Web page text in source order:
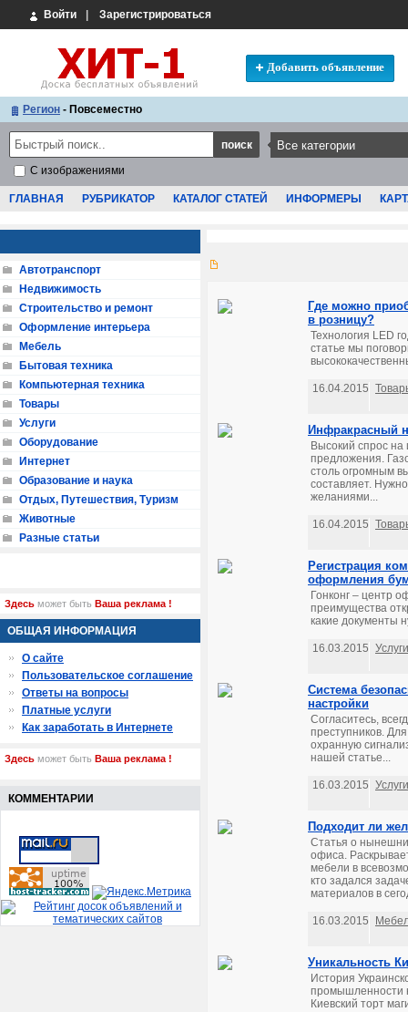
Войти Зарегистрироваться
Добавить объявление
Регион - Повсеместно
С изображениями
ГЛАВНАЯ РУБРИКАТОР КАТАЛОГ СТАТЕЙ ИНФОРМЕРЫ
Где можно
в розницу?
Технология LED
статье мы
16.04.2015
Инфракрасный
Высокий спрос
предложения.
столь огромным
составляет.
желаниями...
16.04.2015
Регистрация
оформления
Гонконг – центр
преимущества
какие документы
16.03.2015 Услуги
Система
настройки
Согласитесь,
преступников.
охранную
нашей статье...
16.03.2015 Услуги
Подходит ли
Статья о
офиса.
мебели в
кто задался
материалов в
16.03.2015
Уникальность
История
промышленности
Киевский торт
Автотранспорт
Недвижимость
Строительство и ремонт
Оформление интерьера
Мебель
Бытовая техника
Компьютерная техника
Товары
Услуги
Оборудование
Интернет
Образование и наука
Отдых, Путешествия, Туризм
Животные
Разные статьи
Здесь может быть Ваша реклама !
ОБЩАЯ ИНФОРМАЦИЯ
О сайте
Пользовательское соглашение
Ответы на вопросы
Платные услуги
Как заработать в Интернете
Здесь может быть Ваша реклама !
КОММЕНТАРИИ